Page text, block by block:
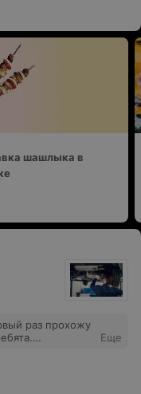
шашлыка в
раз прохожу
Еще